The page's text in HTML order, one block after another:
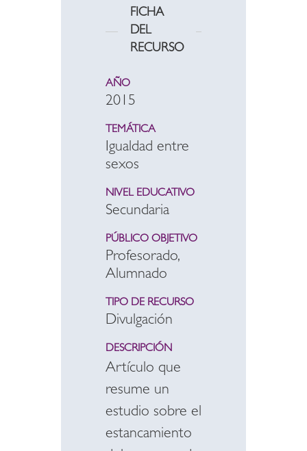
FICHA
DEL
RECURSO
AÑO
2015
TEMÁTICA
Igualdad entre
sexos
NIVEL EDUCATIVO
Secundaria
PÚBLICO OBJETIVO
Profesorado,
Alumnado
TIPO DE RECURSO
Divulgación
DESCRIPCIÓN
Artículo que
resume un
estudio sobre el
estancamiento